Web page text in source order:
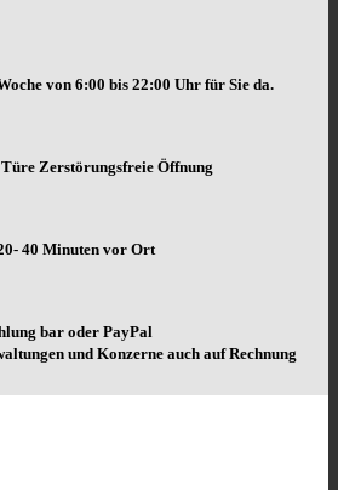
von 6:00 bis 22:00 Uhr für Sie da.
Zerstörungsfreie Öffnung
40 Minuten vor Ort
bar oder PayPal
und Konzerne auch auf Rechnung